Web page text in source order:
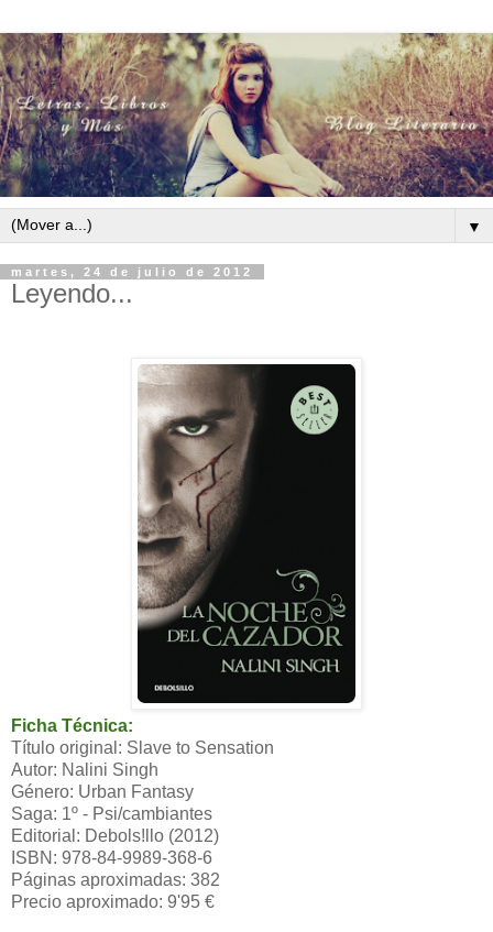
▼
martes, 24 de julio de 2012
Leyendo...
Ficha Técnica:
Título original: Slave to Sensation
Autor: Nalini Singh
Género: Urban Fantasy
Saga: 1º - Psi/cambiantes
Editorial: Debols!llo (2012)
ISBN: 978-84-9989-368-6
Páginas aproximadas: 382
Precio aproximado: 9'95 €